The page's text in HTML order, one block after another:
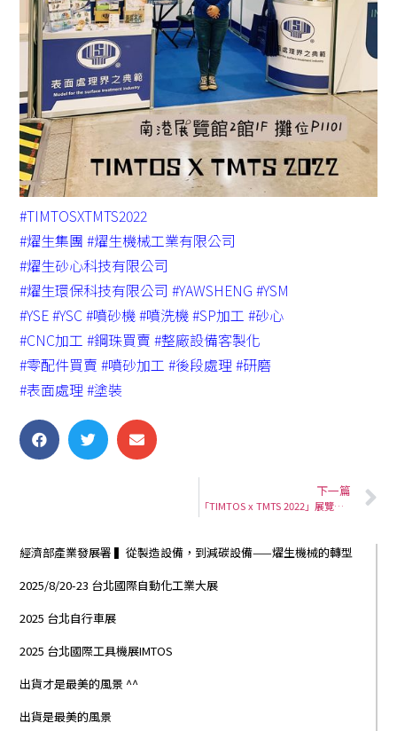
經濟部產業發展署 ▍從製造設備，到減碳設備——燿生機械的轉型
2025/8/20-23 台北國際自動化工業大展
2025 台北自行車展
2025 台北國際工具機展IMTOS
出貨才是最美的風景 ^^
出貨是最美的風景
#TIMTOSXTMTS2022
#燿生集團 #燿生機械工業有限公司
#燿生砂心科技有限公司
#燿生環保科技有限公司 #YAWSHENG #YSM
#YSE#YSC#噴砂機#噴洗機#SP加工 #砂心
#CNC加工 #鋼珠買賣 #整廠設備客製化
#零配件買賣 #噴砂加工 #後段處理 #研磨
#表面處理 #塗裝
下一篇
「TIMTOS x TMTS 2022」展覽地點：南港展覽館2館1F 攤位P1101